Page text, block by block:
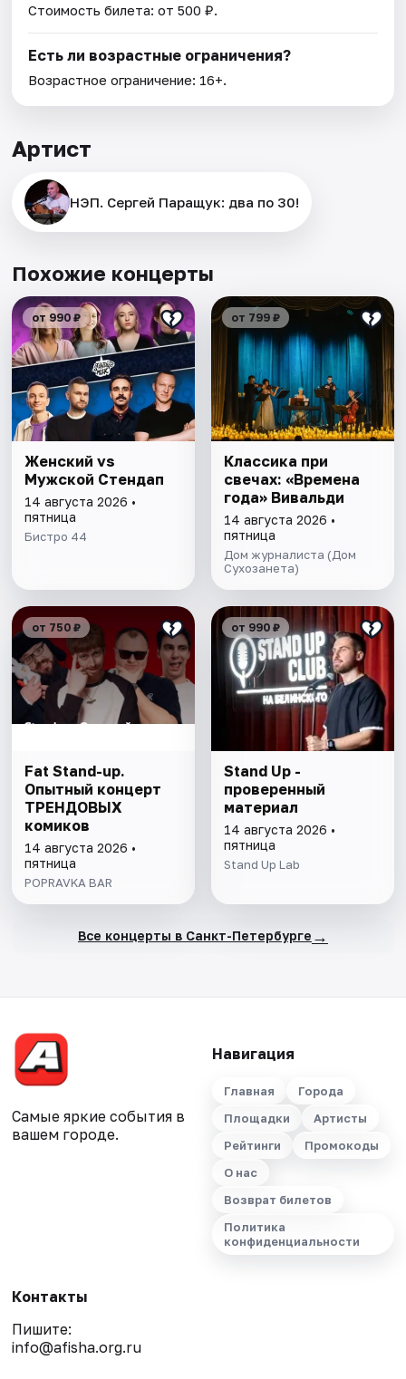
Стоимость билета: от 500 ₽.
Есть ли возрастные ограничения?
Возрастное ограничение: 16+.
Артист
НЭП. Сергей Паращук: два по 30!
Похожие концерты
от 990 ₽
Женский vs
Мужской Стендап
14 августа 2026 •
пятница
Бистро 44
от 799 ₽
Классика при
свечах: «Времена
года» Вивальди
14 августа 2026 •
пятница
Дом журналиста (Дом
Сухозанета)
от 750 ₽
Fat Stand-up.
Опытный концерт
ТРЕНДОВЫХ
комиков
14 августа 2026 •
пятница
POPRAVKA BAR
от 990 ₽
Stand Up -
проверенный
материал
14 августа 2026 •
пятница
Stand Up Lab
Все концерты в Санкт-Петербурге →
Самые яркие события в
вашем городе.
Навигация
Главная
Города
Площадки
Артисты
Рейтинги
Промокоды
О нас
Возврат билетов
Политика
конфиденциальности
Контакты
Пишите:
info@afisha.org.ru